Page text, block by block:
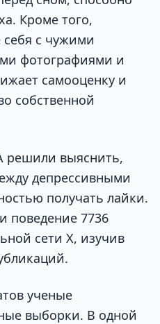
Кроме того,
себя с чужими
фотографиями и
самооценку и
собственной
решили выяснить,
депрессивными
получать лайки.
поведение 7736
сети X, изучив
ученые
выборки. В одной